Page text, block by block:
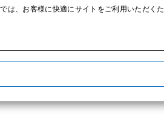
は、お客様に快適にサイトをご利用いただく